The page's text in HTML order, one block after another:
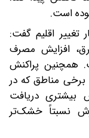
است.
اقلیم گفت:
افزایش مصرف
همچنین پراکنش
برخی مناطق که در
بیشتری دریافت
نسبتاً خشک‌تر